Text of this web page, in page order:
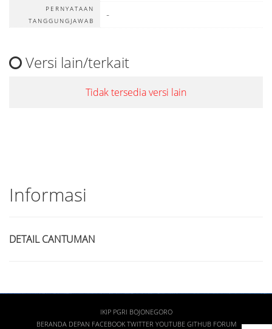
PERNYATAAN
TANGGUNGJAWAB
-
Versi lain/terkait
Tidak tersedia versi lain
Informasi
DETAIL CANTUMAN
IKIP PGRI BOJONEGORO
BERANDA DEPAN FACEBOOK TWITTER YOUTUBE GITHUB FORUM